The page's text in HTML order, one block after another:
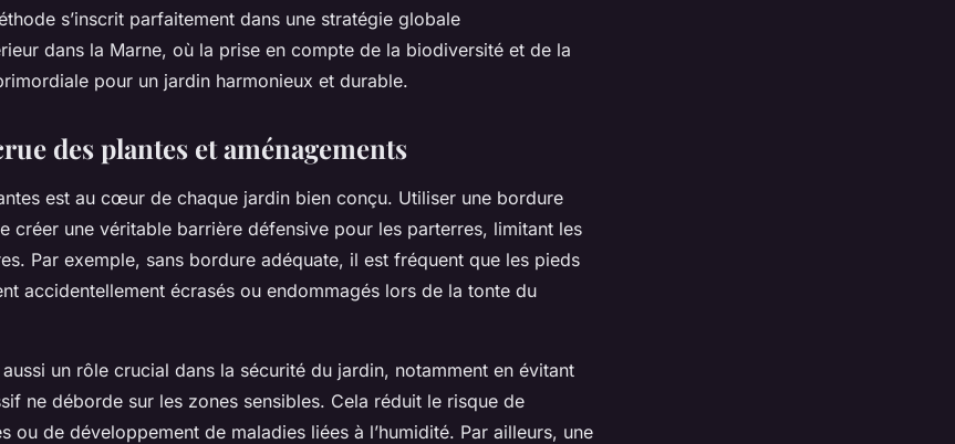
s’inscrit parfaitement dans une stratégie globale
dans la Marne, où la prise en compte de la biodiversité et de la
pour un jardin harmonieux et durable.
des plantes et aménagements
est au cœur de chaque jardin bien conçu. Utiliser une bordure
créer une véritable barrière défensive pour les parterres, limitant les
Par exemple, sans bordure adéquate, il est fréquent que les pieds
accidentellement écrasés ou endommagés lors de la tonte du
un rôle crucial dans la sécurité du jardin, notamment en évitant
ne déborde sur les zones sensibles. Cela réduit le risque de
ou de développement de maladies liées à l’humidité. Par ailleurs, une